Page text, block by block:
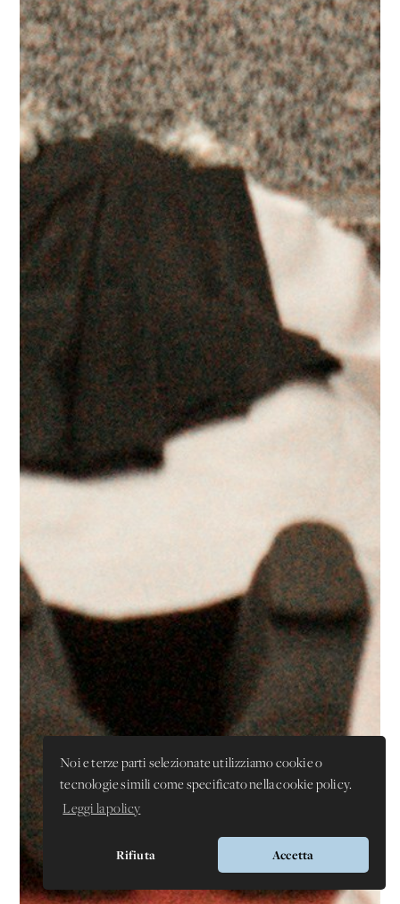
Noi e terze parti selezionate utilizziamo cookie o
tecnologie simili come specificato nella cookie policy.
Leggi la policy
Rifiuta Accetta